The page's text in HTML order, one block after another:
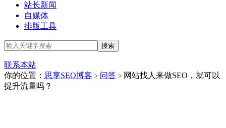
站长新闻
自媒体
排版工具
联系本站
你的位置： 思享SEO博客 > 问答 > 网站找人来做SEO，就可以
提升流量吗？